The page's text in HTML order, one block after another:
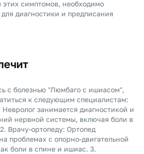
этих симптомов, необходимо
диагностики и предписания
с болезнью "Люмбаго с ишиасом",
к следующим специалистам:
занимается диагностикой и
нервной системы, включая боли в
Врачу-ортопеду: Ортопед
проблемах с опорно-двигательной
боли в спине и ишиас. 3.